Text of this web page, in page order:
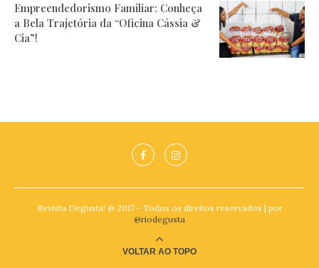
Empreendedorismo Familiar: Conheça
a Bela Trajetória da “Oficina Cássia &
Cia”!
Revista Degusta! @ 2017 - Todos os direitos reservados | por
@riodegusta
VOLTAR AO TOPO